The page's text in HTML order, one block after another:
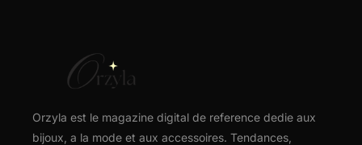
Orzyla est le magazine digital de reference dedie aux
bijoux, a la mode et aux accessoires. Tendances,